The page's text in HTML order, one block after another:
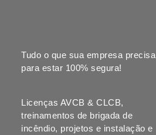
Tudo o que sua empresa precisa
para estar 100% segura!
Licenças AVCB & CLCB,
treinamentos de brigada de
incêndio, projetos e instalação e